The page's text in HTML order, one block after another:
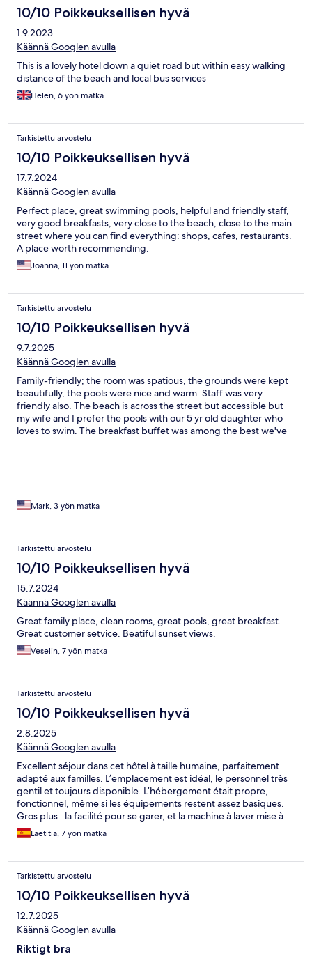
10/10 Poikkeuksellisen hyvä
1.9.2023
Käännä Googlen avulla
This is a lovely hotel down a quiet road but within easy walking
distance of the beach and local bus services
Helen, 6 yön matka
Tarkistettu arvostelu
10/10 Poikkeuksellisen hyvä
17.7.2024
Käännä Googlen avulla
Perfect place, great swimming pools, helpful and friendly staff,
very good breakfasts, very close to the beach, close to the main
street where you can find everything: shops, cafes, restaurants.
A place worth recommending.
Joanna, 11 yön matka
Tarkistettu arvostelu
10/10 Poikkeuksellisen hyvä
9.7.2025
Käännä Googlen avulla
Family-friendly; the room was spatious, the grounds were kept
beautifully, the pools were nice and warm. Staff was very
friendly also. The beach is across the street but accessible but
my wife and I prefer the pools with our 5 yr old daughter who
loves to swim. The breakfast buffet was among the best we've
Mark, 3 yön matka
Tarkistettu arvostelu
10/10 Poikkeuksellisen hyvä
15.7.2024
Käännä Googlen avulla
Great family place, clean rooms, great pools, great breakfast.
Great customer setvice. Beatiful sunset views.
Veselin, 7 yön matka
Tarkistettu arvostelu
10/10 Poikkeuksellisen hyvä
2.8.2025
Käännä Googlen avulla
Excellent séjour dans cet hôtel à taille humaine, parfaitement
adapté aux familles. L’emplacement est idéal, le personnel très
gentil et toujours disponible. L’hébergement était propre,
fonctionnel, même si les équipements restent assez basiques.
Gros plus : la facilité pour se garer, et la machine à laver mise à
disposition, super pratique en vacances ! Nous avons passé un
très bon moment et recommandons cet établissement sans
Laetitia, 7 yön matka
Tarkistettu arvostelu
10/10 Poikkeuksellisen hyvä
12.7.2025
Käännä Googlen avulla
Riktigt bra